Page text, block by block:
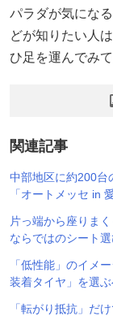
パラダが気にな
どが知りたい人
ひ足を運んでみて
関連記事
中部地区に約200
「オートメッセ in
片っ端から座りま
ならではのシート
「低性能」のイメ
装着タイヤ」を選
「転がり抵抗」だ